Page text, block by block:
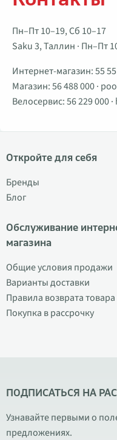
Пн–Пт 10–19, Сб 10–17
Saku 3, Таллин · Пн–Пт
Интернет-магазин:55
Магазин:56 488 000·
Велосервис:56 229 000·
Откройте для себя
Бренды
Блог
Обслуживание
магазина
Общие условия продажи
Варианты доставки
Правила возврата товара
Покупка в рассрочку
ПОДПИСАТЬСЯ НА
Узнавайте первыми о
предложениях.